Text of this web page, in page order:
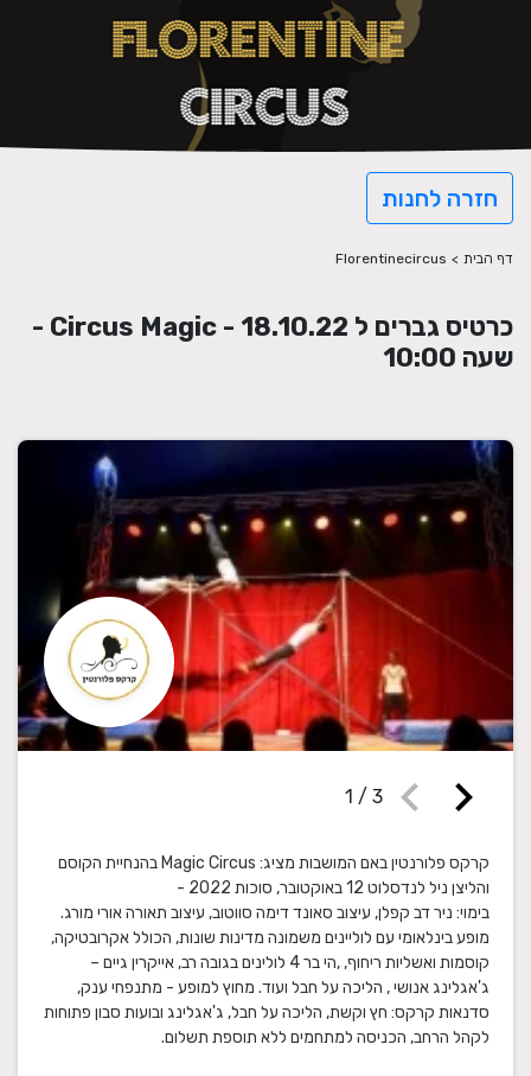
חזרה לחנות
דף הבית >
Florentinecircus
כרטיס גברים ל Circus Magic - 18.10.22 -
שעה 10:00
chevron_right
chevron_left
1 / 3
קרקס פלורנטין באם המושבות מציג: Magic Circus בהנחיית הקוסם
בימוי: ניר דב קפלן, עיצוב סאונד דימה סווטוב, עיצוב תאורה אורי מורג.
מופע בינלאומי עם לוליינים משמונה מדינות שונות, הכולל אקרובטיקה,
קוסמות ואשליות ריחוף, ,הי בר 4 לולינים בגובה רב, אייקרין גיים –
ג'אגלינג אנושי , הליכה על חבל ועוד. מחוץ למופע - מתנפחי ענק,
סדנאות קרקס: חץ וקשת, הליכה על חבל, ג'אגלינג ובועות סבון פתוחות
לקהל הרחב, הכניסה למתחמים ללא תוספת תשלום.